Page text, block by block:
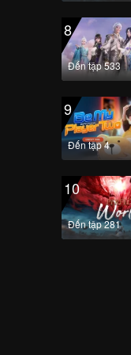
8
Đến tập 533
9
Đến tập 4
10
Đến tập 281